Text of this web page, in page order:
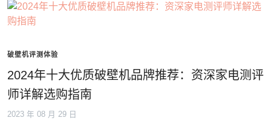
破壁机评测体验
2024年十大优质破壁机品牌推荐：资深家电测评
师详解选购指南
2023 年 08 月 29 日